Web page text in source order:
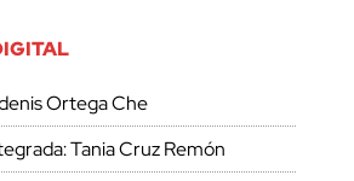
Ortega Che
Tania Cruz Remón